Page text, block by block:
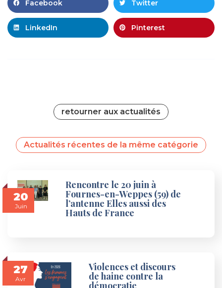
Facebook Twitter
LinkedIn Pinterest
retourner aux actualités
Actualités récentes de la même catégorie
20
Juin
Rencontre le 20 juin à
Fournes-en-Weppes (59) de
l’antenne Elles aussi des
Hauts de France
27
Avr
Violences et discours
de haine contre la
démocratie